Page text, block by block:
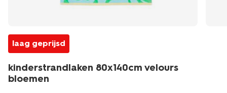
laag geprijsd
kinderstrandlaken 80x140cm velours
bloemen